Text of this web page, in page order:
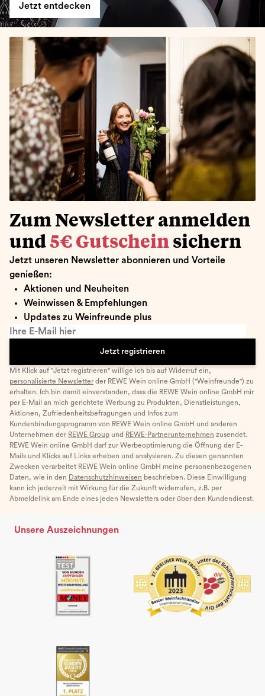
Jetzt entdecken
Zum Newsletter anmelden
und 5€ Gutschein sichern
Jetzt unseren Newsletter abonnieren und Vorteile
genießen:
Aktionen und Neuheiten
Weinwissen & Empfehlungen
Updates zu Weinfreunde plus
Ihre E-Mail hier
Jetzt registrieren
Mit Klick auf "Jetzt registrieren" willige ich bis auf Widerruf ein,
personalisierte Newsletter der REWE Wein online GmbH ("Weinfreunde") zu
erhalten. Ich bin damit einverstanden, dass die REWE Wein online GmbH mir
per E-Mail an mich gerichtete Werbung zu Produkten, Dienstleistungen,
Aktionen, Zufriedenheitsbefragungen und Infos zum
Kundenbindungsprogramm von REWE Wein online GmbH und anderen
Unternehmen der REWE Group und REWE-Partnerunternehmen zusendet.
REWE Wein online GmbH darf zur Werbeoptimierung die Öffnung der E-
Mails und Klicks auf Links erheben und analysieren. Zu diesen genannten
Zwecken verarbeitet REWE Wein online GmbH meine personenbezogenen
Daten, wie in den Datenschutzhinweisen beschrieben. Diese Einwilligung
kann ich jederzeit mit Wirkung für die Zukunft widerrufen, z.B. per
Abmeldelink am Ende eines jeden Newsletters oder über den Kundendienst.
Unsere Auszeichnungen